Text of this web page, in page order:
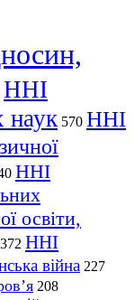
ННІ
наук 570 ННІ
ННІ
освіти,
372 ННІ
війна 227
208